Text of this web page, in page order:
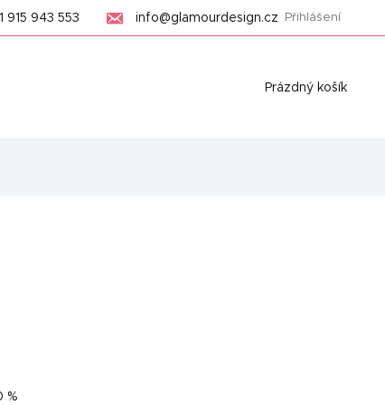
915 943 553 info@glamourdesign.cz Přihlášení
Nákupní
Prázdný košík
%